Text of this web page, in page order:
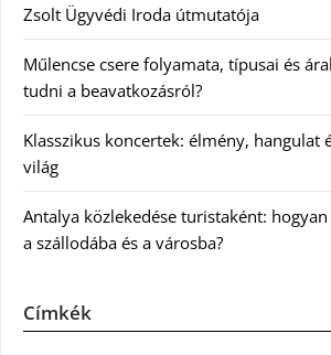
Zsolt Ügyvédi Iroda útmutatója
Műlencse csere folyamata, típusai és
tudni a beavatkozásról?
Klasszikus koncertek: élmény, hangulat
világ
Antalya közlekedése turistaként:
a szállodába és a városba?
Címkék